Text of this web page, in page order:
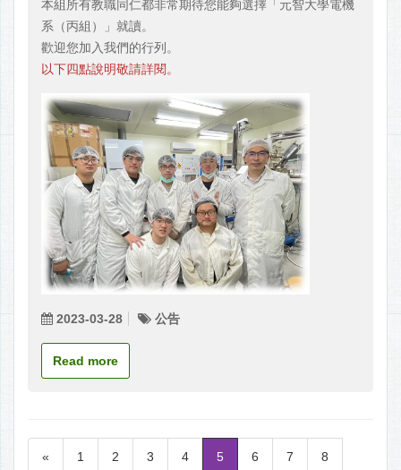
本組所有教職同仁都非常期待您能夠選擇「元智大學電機
系（丙組）」就讀。
歡迎您加入我們的行列。
以下四點說明敬請詳閱。
2023-03-28 公告
Read more
« 1 2 3 4 5 6 7 8